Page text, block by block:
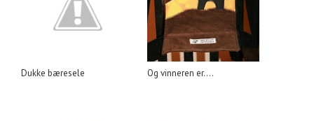
Dukke bæresele Og vinneren er....